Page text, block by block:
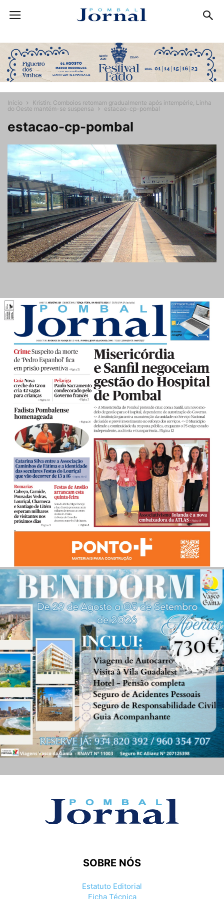
Início
Kristin: Comboios retomam gradualmente após intempérie, Linha
do Oeste mantém-se suspensa
estacao-cp-pombal
estacao-cp-pombal
SOBRE NÓS
Estatuto Editorial
Ficha Técnica